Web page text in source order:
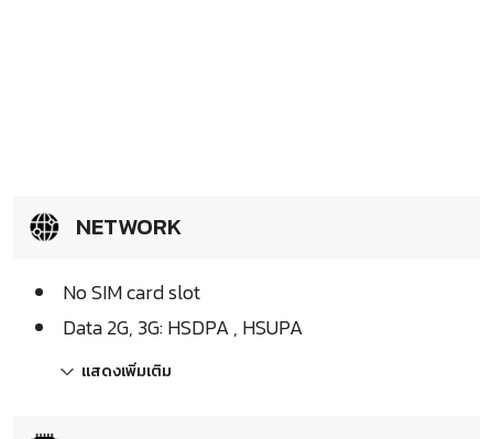
NETWORK
No SIM card slot
Data 2G, 3G: HSDPA , HSUPA
แสดงเพิ่มเติม